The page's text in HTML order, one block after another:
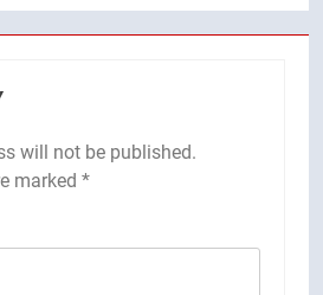
will not be published.
marked *